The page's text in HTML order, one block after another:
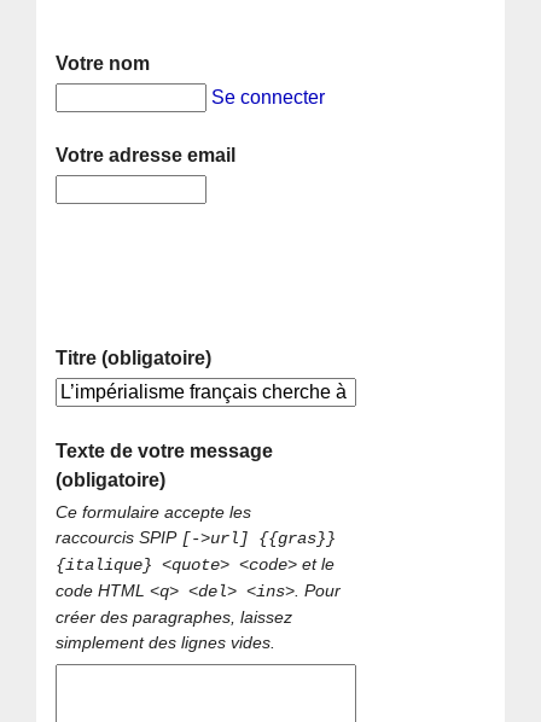
Votre nom
Se connecter
Votre adresse email
Titre (obligatoire)
Texte de votre message
(obligatoire)
Ce formulaire accepte les
raccourcis SPIP [->url] {{gras}}
{italique} <quote> <code> et le
code HTML<q> <del> <ins> . Pour
créer des paragraphes, laissez
simplement des lignes vides.